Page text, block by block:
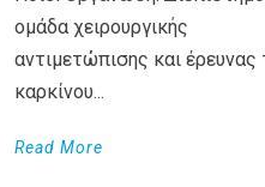
ομάδα χειρουργικής
αντιμετώπισης και έρευνας
καρκίνου...
Read More